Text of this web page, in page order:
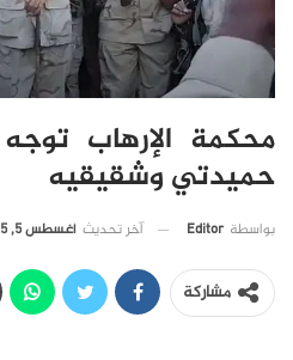
محكمة الإرهاب
حميدتي وشقيقيه
بواسطة Editor آخر تحديث أغسطس 5, 2025
مشاركة